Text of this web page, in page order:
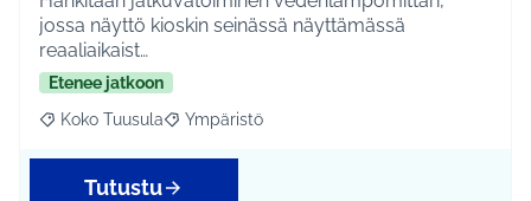
jossa näyttö kioskin seinässä näyttämässä
reaaliaikaist…
Etenee jatkoon
Rajaa tulokset aihepiirin mukaan: Koko Tuusula
Koko Tuusula Rajaa tulokset teeman mukaan: Ympäristö
Ympäristö
Tutustu